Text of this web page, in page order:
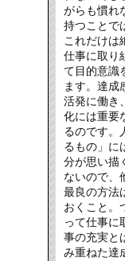
がらも慣れ
持つことで
これだけは
仕事に取り
て目的意識
ます。達成
活発に働き
化には重要
るのです。
るもの」に
分が思い描
ないので、
最良の方法
おくこと。
って仕事に
事の充実と
み重ねた達